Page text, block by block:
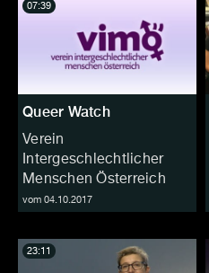
Queer Watch
Verein
Intergeschlechtlicher
Menschen Österreich
vom 04.10.2017
07:39
23:11